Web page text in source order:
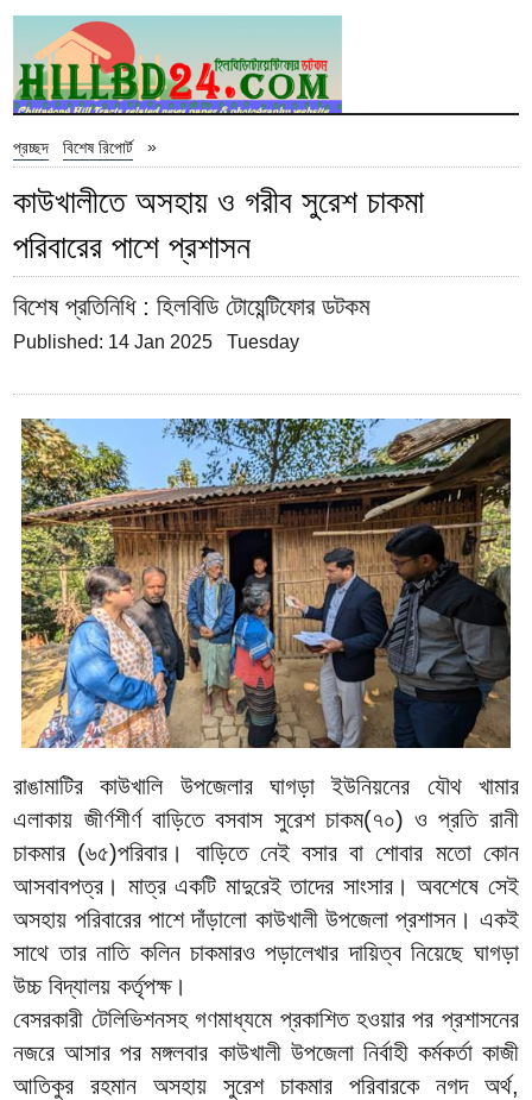
প্রচ্ছদ »
বিশেষ রিপোর্ট
কাউখালীতে অসহায় ও গরীব সুরেশ চাকমা
পরিবারের পাশে প্রশাসন
বিশেষ প্রতিনিধি: হিলবিডি টোয়েন্টিফোর ডটকম
Published: 14 Jan 2025 Tuesday
রাঙামাটির কাউখালি উপজেলার ঘাগড়া ইউনিয়নের যৌথ খামার
এলাকায় জীর্ণশীর্ণ বাড়িতে বসবাস সুরেশ চাকম(৭০) ও প্রতি রানী
চাকমার (৬৫)পরিবার। বাড়িতে নেই বসার বা শোবার মতো কোন
আসবাবপত্র। মাত্র একটি মাদুরেই তাদের সাংসার। অবশেষে সেই
অসহায় পরিবারের পাশে দাঁড়ালো কাউখালী উপজেলা প্রশাসন। একই
সাথে তার নাতি কলিন চাকমারও পড়ালেখার দায়িত্ব নিয়েছে ঘাগড়া
উচ্চ বিদ্যালয় কর্তৃপক্ষ।
বেসরকারী টেলিভিশনসহ গণমাধ্যমে প্রকাশিত হওয়ার পর প্রশাসনের
নজরে আসার পর মঙ্গলবার কাউখালী উপজেলা নির্বাহী কর্মকর্তা কাজী
আতিকুর রহমান অসহায় সুরেশ চাকমার পরিবারকে নগদ অর্থ,